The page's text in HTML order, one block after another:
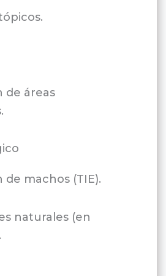
de áreas
de machos (TIE).
naturales (en